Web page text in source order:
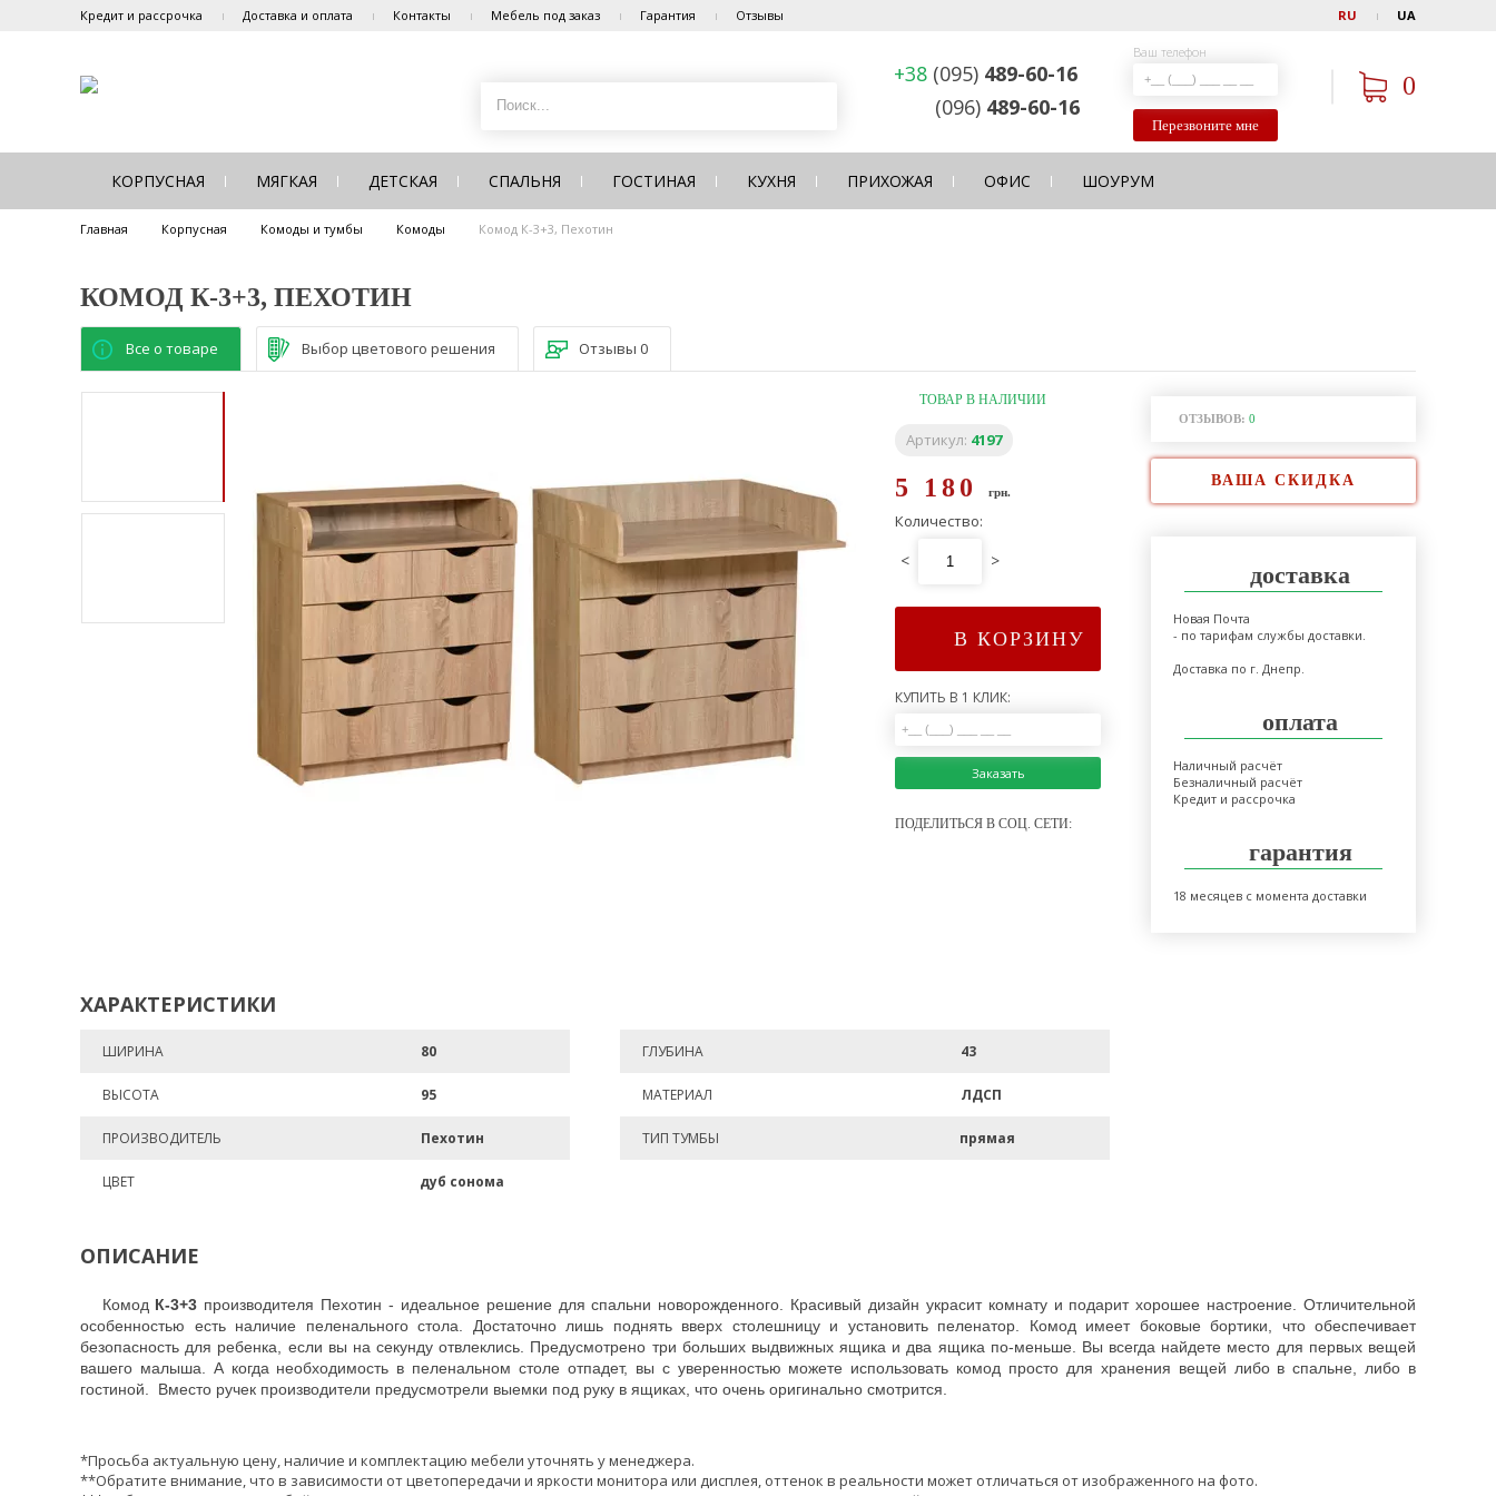
Кредит и рассрочка Доставка и оплата Контакты Мебель под заказ Гарантия Отзывы RU UA
+38 (095) 489-60-16
(096) 489-60-16
Ваш телефон
Перезвоните мне
0
КОРПУСНАЯ МЯГКАЯ ДЕТСКАЯ СПАЛЬНЯ ГОСТИНАЯ КУХНЯ ПРИХОЖАЯ ОФИС ШОУРУМ
Главная Корпусная Комоды и тумбы Комоды Комод К-3+3, Пехотин
КОМОД К-3+3, ПЕХОТИН
Все о товаре Выбор цветового решения Отзывы 0
ТОВАР В НАЛИЧИИ
Артикул: 4197
5 180 грн.
Количество:
< >
В КОРЗИНУ
КУПИТЬ В 1 КЛИК:
Заказать
ПОДЕЛИТЬСЯ В СОЦ. СЕТИ:
ОТЗЫВОВ: 0
ВАША СКИДКА
доставка
Новая Почта
- по тарифам службы доставки.
Доставка по г. Днепр.
оплата
Наличный расчёт
Безналичный расчёт
Кредит и рассрочка
гарантия
18 месяцев с момента доставки
ХАРАКТЕРИСТИКИ
ШИРИНА 80 ГЛУБИНА 43
ВЫСОТА 95 МАТЕРИАЛ ЛДСП
ПРОИЗВОДИТЕЛЬ Пехотин ТИП ТУМБЫ прямая
ЦВЕТ дуб сонома
ОПИСАНИЕ
Комод К-3+3 производителя Пехотин - идеальное решение для спальни новорожденного. Красивый дизайн украсит комнату и подарит хорошее настроение. Отличительной
особенностью есть наличие пеленального стола. Достаточно лишь поднять вверх столешницу и установить пеленатор. Комод имеет боковые бортики, что обеспечивает
безопасность для ребенка, если вы на секунду отвлеклись. Предусмотрено три больших выдвижных ящика и два ящика по-меньше. Вы всегда найдете место для первых вещей
вашего малыша. А когда необходимость в пеленальном столе отпадет, вы с уверенностью можете использовать комод просто для хранения вещей либо в спальне, либо в
гостиной. Вместо ручек производители предусмотрели выемки под руку в ящиках, что очень оригинально смотрится.
*Просьба актуальную цену, наличие и комплектацию мебели уточнять у менеджера.
**Обратите внимание, что в зависимости от цветопередачи и яркости монитора или дисплея, оттенок в реальности может отличаться от изображенного на фото.